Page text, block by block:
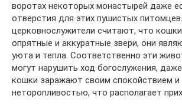
воротах некоторых монастырей даже
отверстия для этих пушистых
церковнослужители считают, что
опрятные и аккуратные звери, они
уюта и тепла. Соответственно эти
могут нарушить ход богослужения,
кошки заражают своим спокойствием и
неторопливостью, что располагает